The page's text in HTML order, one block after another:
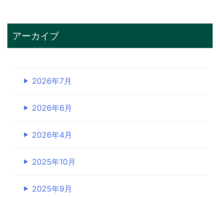
アーカイブ
2026年7月
2026年6月
2026年4月
2025年10月
2025年9月